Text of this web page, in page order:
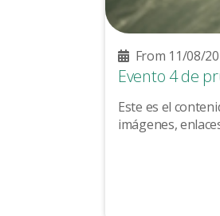
From 11/08/
Evento 4 de
Este es el
imágenes,